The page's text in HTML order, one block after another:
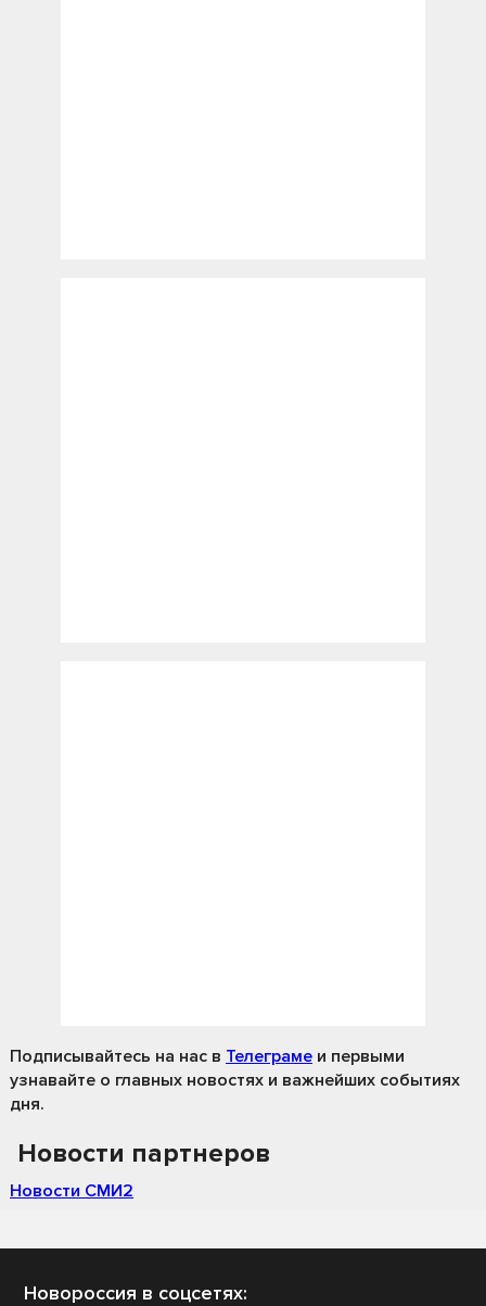
Подписывайтесь на нас в Телеграме и первыми
узнавайте о главных новостях и важнейших событиях
дня.
Новости партнеров
Новости СМИ2
Новороссия в соцсетях: